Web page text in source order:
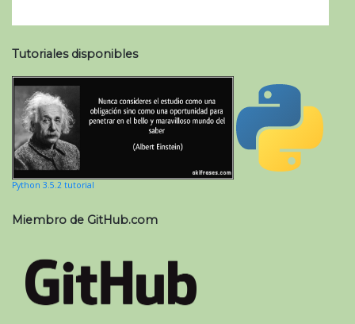
Tutoriales disponibles
Python 3.5.2 tutorial
Miembro de GitHub.com